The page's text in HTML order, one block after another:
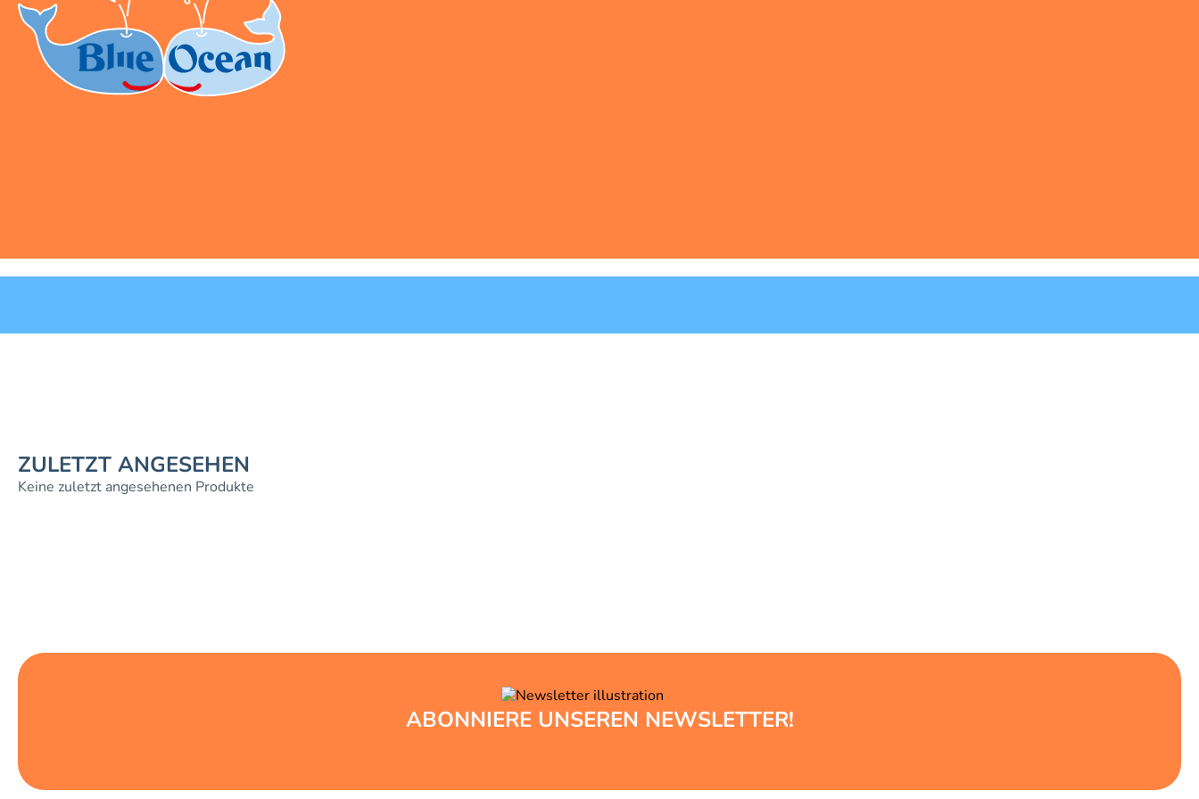
ZULETZT ANGESEHEN
Keine zuletzt angesehenen Produkte
ABONNIERE UNSEREN NEWSLETTER!